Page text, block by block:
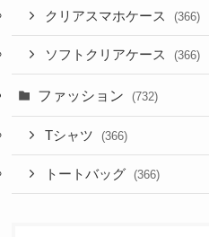
クリアスマホケース (366)
ソフトクリアケース (366)
ファッション (732)
Tシャツ (366)
トートバッグ (366)